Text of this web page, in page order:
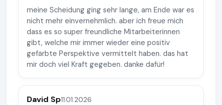
meine Scheidung ging sehr lange, am Ende war es
nicht mehr einvernehmlich. aber ich freue mich
dass es so super freundliche Mitarbeiterinnen
gibt, welche mir immer wieder eine positiv
gefärbte Perspektive vermittelt haben. das hat
mir doch viel Kraft gegeben. danke dafür!
David Sp11.01.2026